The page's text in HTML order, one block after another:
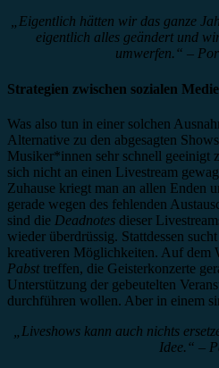
„Eigentlich hätten wir das ganze
eigentlich alles geändert und
umwerfen.“ –
Strategien zwischen sozialen
Was also tun in einer solchen
Alternative zu den abgesagten
Musiker*innen sehr schnell geeinigt
sich nicht an einen Livestream
Zuhause kriegt man an allen Enden
gerade wegen des fehlenden
sind die Deadnotes dieser
wieder überdrüssig. Stattdessen
kreativeren Möglichkeiten. Auf dem
Pabsttreffen, die Geisterkonzerte
Unterstützung der gebeutelten
durchführen wollen. Aber in einem
„Liveshows kann auch nichts
Idee.“ –